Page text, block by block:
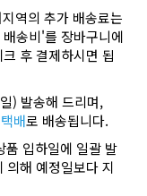
역의 추가 배송료는
송비'를 장바구니에
후 결제하시면 됩
) 발송해 드리며,
배로 배송됩니다.
입하일에 일괄 발
의해 예정일보다 지